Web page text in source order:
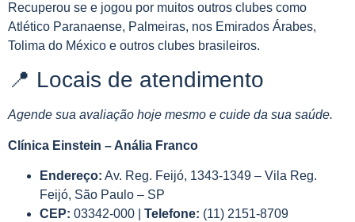
Recuperou se e jogou por muitos outros clubes como
Atlético Paranaense, Palmeiras, nos Emirados Árabes,
Tolima do México e outros clubes brasileiros.
📍 Locais de atendimento
Agende sua avaliação hoje mesmo e cuide da sua saúde.
Clínica Einstein – Anália Franco
Endereço: Av. Reg. Feijó, 1343-1349 – Vila Reg.
Feijó, São Paulo – SP
CEP: 03342-000 | Telefone: (11) 2151-8709